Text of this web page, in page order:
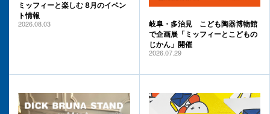
ミッフィーと楽しむ 8月のイベン
ト情報
2026.08.03
岐阜・多治見 こども陶器博物館
で企画展「ミッフィーとこどもの
じかん」開催
2026.07.29